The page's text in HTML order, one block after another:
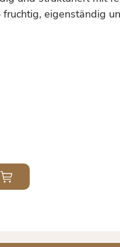
eigenständig